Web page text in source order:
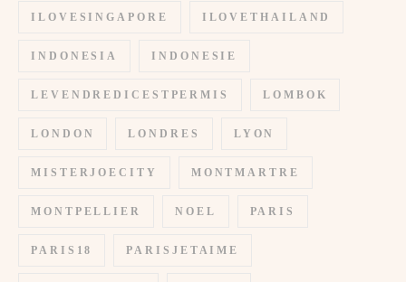
ILOVESINGAPORE ILOVETHAILAND
INDONESIA INDONESIE
LEVENDREDICESTPERMIS LOMBOK
LONDON LONDRES LYON
MISTERJOECITY MONTMARTRE
MONTPELLIER NOEL PARIS
PARIS18 PARISJETAIME